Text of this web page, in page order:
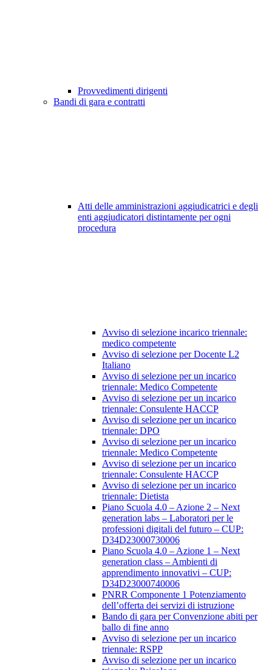
Provvedimenti dirigenti
Bandi di gara e contratti
Atti delle amministrazioni aggiudicatrici e degli
enti aggiudicatori distintamente per ogni
procedura
Avviso di selezione incarico triennale:
medico competente
Avviso di selezione per Docente L2
Italiano
Avviso di selezione per un incarico
triennale: Medico Competente
Avviso di selezione per un incarico
triennale: Consulente HACCP
Avviso di selezione per un incarico
triennale: DPO
Avviso di selezione per un incarico
triennale: Medico Competente
Avviso di selezione per un incarico
triennale: Consulente HACCP
Avviso di selezione per un incarico
triennale: Dietista
Piano Scuola 4.0 – Azione 2 – Next
generation labs – Laboratori per le
professioni digitali del futuro – CUP:
D34D23000730006
Piano Scuola 4.0 – Azione 1 – Next
generation class – Ambienti di
apprendimento innovativi – CUP:
D34D23000740006
PNRR Componente 1 Potenziamento
dell’offerta dei servizi di istruzione
Bando di gara per Convenzione abiti per
ballo di fine anno
Avviso di selezione per un incarico
triennale: RSPP
Avviso di selezione per un incarico